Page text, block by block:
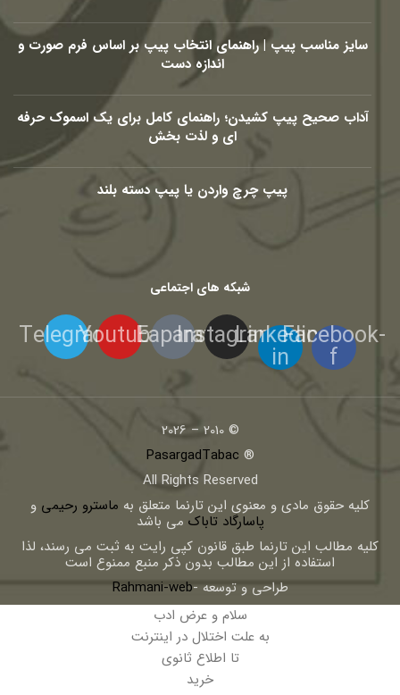
سایز مناسب پیپ | راهنمای انتخاب پیپ بر اساس فرم صورت و
اندازه دست
آداب صحیح پیپ کشیدن؛ راهنمای کامل برای یک اسموک حرفه
ای و لذت بخش
پیپ چرچ واردن یا پیپ دسته بلند
شبکه های اجتماعی
Facebook-
f
Linkedin-
in
Instagram
Eaparat
Youtube
Telegram
© 2010 – 2026
®
PasargadTabac
All Rights Reserved
كليه حقوق مادی و معنوی اين تارنما متعلق به ماسترو رحیمی و
پاسارگاد تاباک می باشد
کلیه مطالب این تارنما طبق قانون کپی رایت به ثبت می رسند، لذا
استفاده از این مطالب بدون ذکر منبع ممنوع است
طراحی و توسعه -Rahmani-web
سلام و عرض ادب
به علت اختلال در اینترنت
تا اطلاع ثانوی
خرید